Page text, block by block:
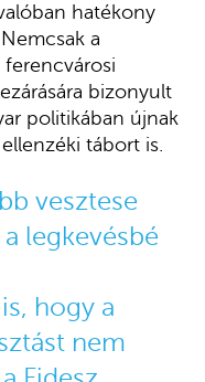
hatékony
a
bizonyult
politikában újnak
tábort is.
vesztese
legkevésbé
hogy a
nem